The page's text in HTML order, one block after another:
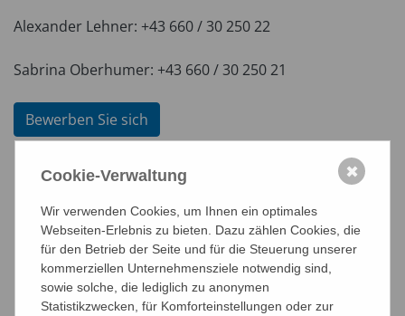
Alexander Lehner: +43 660 / 30 250 22
Sabrina Oberhumer: +43 660 / 30 250 21
Bewerben Sie sich
Ihr Ansprechpartner
Cookie-Verwaltung
Wir verwenden Cookies, um Ihnen ein optimales
Webseiten-Erlebnis zu bieten. Dazu zählen Cookies, die
für den Betrieb der Seite und für die Steuerung unserer
kommerziellen Unternehmensziele notwendig sind,
sowie solche, die lediglich zu anonymen
Statistikzwecken, für Komforteinstellungen oder zur
✖